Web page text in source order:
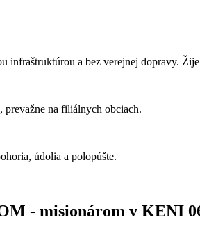
infraštruktúrou a bez verejnej dopravy.
prevažne na filiálnych obciach.
údolia a polopúšte.
- misionárom v KENI